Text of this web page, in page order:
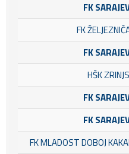
FK
FK
FK
HŠK
FK
FK
FK MLADOST DOBOJ